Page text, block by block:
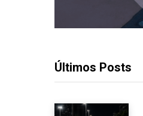
Últimos Posts